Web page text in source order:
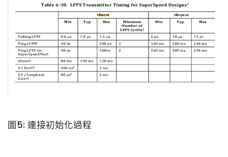
圖5: 連接初始化過程